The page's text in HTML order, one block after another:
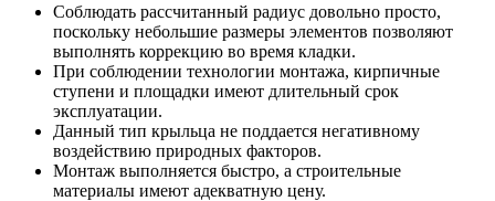
Соблюдать рассчитанный радиус довольно просто,
поскольку небольшие размеры элементов позволяют
выполнять коррекцию во время кладки.
При соблюдении технологии монтажа, кирпичные
ступени и площадки имеют длительный срок
эксплуатации.
Данный тип крыльца не поддается негативному
воздействию природных факторов.
Монтаж выполняется быстро, а строительные
материалы имеют адекватную цену.